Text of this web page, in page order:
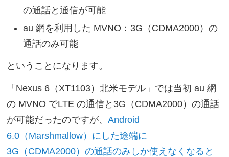
の通話と通信が可能
au 網を利用した MVNO：3G（CDMA2000）の
通話のみ可能
ということになります。
「Nexus 6（XT1103）北米モデル」では当初 au 網
の MVNO でLTE の通信と3G（CDMA2000）の通話
が可能だったのですが、Android
6.0（Marshmallow）にした途端に
3G（CDMA2000）の通話のみしか使えなくなると